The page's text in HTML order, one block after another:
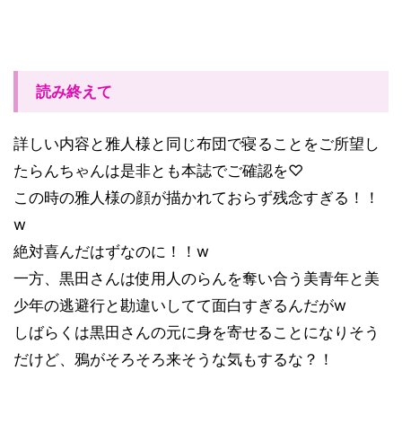
読み終えて
詳しい内容と雅人様と同じ布団で寝ることをご所望し
たらんちゃんは是非とも本誌でご確認を♡
この時の雅人様の顔が描かれておらず残念すぎる！！
w
絶対喜んだはずなのに！！w
一方、黒田さんは使用人のらんを奪い合う美青年と美
少年の逃避行と勘違いしてて面白すぎるんだがw
しばらくは黒田さんの元に身を寄せることになりそう
だけど、鴉がそろそろ来そうな気もするな？！